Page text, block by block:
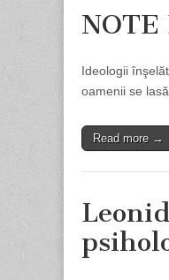
NOTE
Ideologii
oamenii se
Read more →